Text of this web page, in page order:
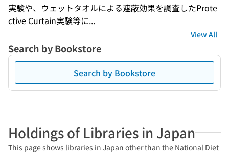
実験や、ウェットタオルによる遮蔽効果を調査したProte
ctive Curtain実験等に...
View All
Search by Bookstore
Search by Bookstore
Holdings of Libraries in Japan
This page shows libraries in Japan other than the National Diet